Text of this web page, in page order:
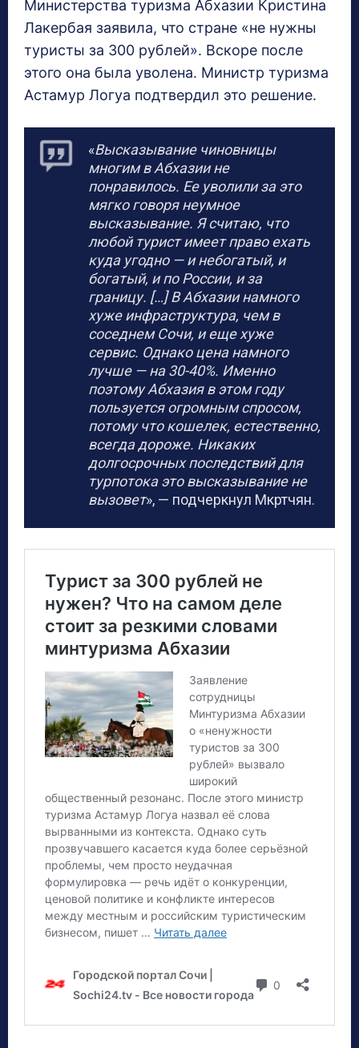
Министерства туризма Абхазии Кристина
Лакербая заявила, что стране «не нужны
туристы за 300 рублей». Вскоре после
этого она была уволена. Министр туризма
Астамур Логуа подтвердил это решение.
«Высказывание чиновницы
многим в Абхазии не
понравилось. Ее уволили за это
мягко говоря неумное
высказывание. Я считаю, что
любой турист имеет право ехать
куда угодно — и небогатый, и
богатый, и по России, и за
границу. […] В Абхазии намного
хуже инфраструктура, чем в
соседнем Сочи, и еще хуже
сервис. Однако цена намного
лучше —на 30-40%. Именно
поэтому Абхазия в этом году
пользуется огромным спросом,
потому что кошелек, естественно,
всегда дороже. Никаких
долгосрочных последствий для
турпотока это высказывание не
вызовет», — подчеркнул Мкртчян.